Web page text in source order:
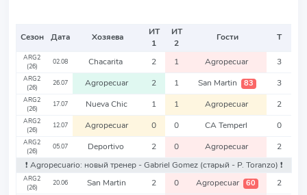
Сезон Дата Хозяева
ИТ
1
ИТ
2
Гости Т
ARG2
(26)
02.08 Chacarita 2 1 Agropecuar 3
ARG2
(26)
26.07 Agropecuar 2 1 San Martin 83 3
ARG2
(26)
17.07 Nueva Chic 1 1 Agropecuar 2
ARG2
(26)
12.07 Agropecuar 0 0 CA Temperl 0
ARG2
(26)
05.07 Deportivo 2 0 Agropecuar
2
❗️ Agropecuario: новый тренер - Gabriel Gomez (старый - P. Toranzo) ❗️
ARG2
(26)
20.06 San Martin 2 0 Agropecuar 60 2